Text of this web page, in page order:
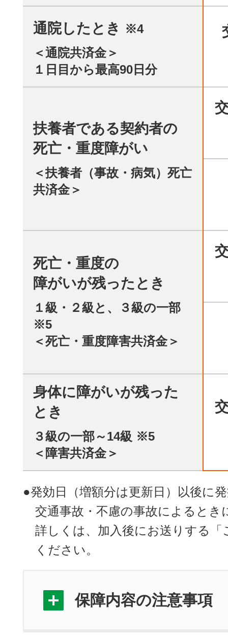
通院したとき ※4
＜通院共済金＞
１日目から最高90日分
扶養者である契約者の
死亡・重度障がい
＜扶養者（事故・病気）死亡
共済金＞
死亡・重度の
障がいが残ったとき
１級・２級と、３級の一部
※5
＜死亡・重度障害共済金＞
身体に障がいが残った
とき
３級の一部～14級 ※5
＜障害共済金＞
●発効日（増額分は更新日）以後に
交通事故・不慮の事故によると
詳しくは、加入後にお送りする
ください。
保障内容の注意事項